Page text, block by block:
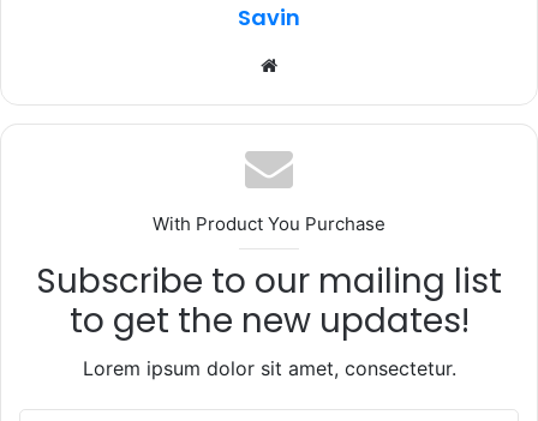
Savin
With Product You Purchase
Subscribe to our mailing list
to get the new updates!
Lorem ipsum dolor sit amet, consectetur.